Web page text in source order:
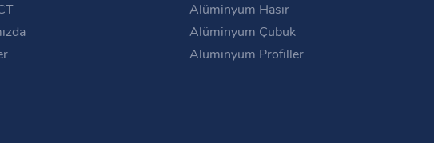
Alüminyum Hasır
Alüminyum Çubuk
Alüminyum Profiller